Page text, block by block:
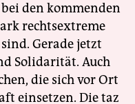
den kommenden
rechtsextreme
Gerade jetzt
Solidarität. Auch
die sich vor Ort
einsetzen. Die taz